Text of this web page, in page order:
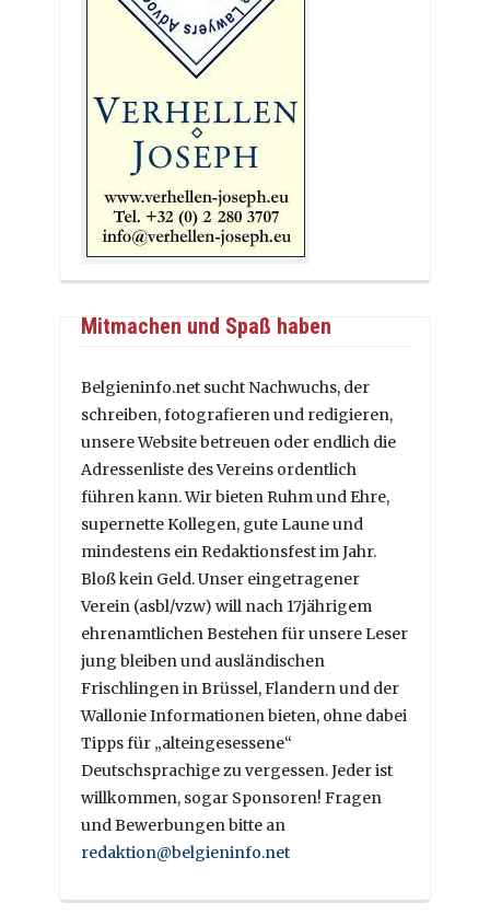
Mitmachen und Spaß haben
Belgieninfo.net sucht Nachwuchs, der
schreiben, fotografieren und redigieren,
unsere Website betreuen oder endlich die
Adressenliste des Vereins ordentlich
führen kann. Wir bieten Ruhm und Ehre,
supernette Kollegen, gute Laune und
mindestens ein Redaktionsfest im Jahr.
Bloß kein Geld. Unser eingetragener
Verein (asbl/vzw) will nach 17jährigem
ehrenamtlichen Bestehen für unsere Leser
jung bleiben und ausländischen
Frischlingen in Brüssel, Flandern und der
Wallonie Informationen bieten, ohne dabei
Tipps für „alteingesessene“
Deutschsprachige zu vergessen. Jeder ist
willkommen, sogar Sponsoren! Fragen
und Bewerbungen bitte an
redaktion@belgieninfo.net